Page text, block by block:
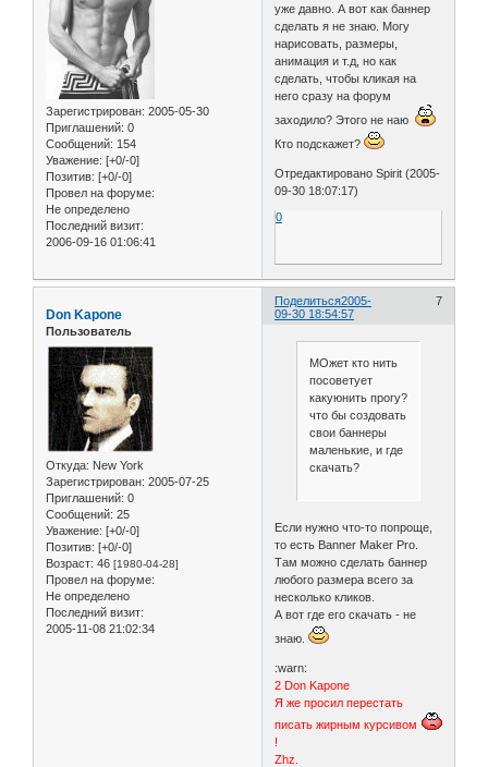
Зарегистрирован: 2005-05-30
Приглашений: 0
Сообщений: 154
Уважение: [+0/-0]
Позитив: [+0/-0]
Провел на форуме:
Не определено
Последний визит:
2006-09-16 01:06:41
уже давно. А вот как баннер
сделать я не знаю. Могу
нарисовать, размеры,
анимация и т.д, но как
сделать, чтобы кликая на
него сразу на форум
заходило? Этого не наю
Кто подскажет?
Отредактировано Spirit (2005-
09-30 18:07:17)
0
Поделиться 7
2005-
09-30 18:54:57
Don Kapone
Пользователь
Откуда: New York
Зарегистрирован: 2005-07-25
Приглашений: 0
Сообщений: 25
Уважение: [+0/-0]
Позитив: [+0/-0]
Возраст: 46 [1980-04-28]
Провел на форуме:
Не определено
Последний визит:
2005-11-08 21:02:34
МОжет кто нить
посоветует
какуюнить прогу?
что бы создовать
свои баннеры
маленькие, и где
скачать?
Если нужно что-то попроще,
то есть Banner Maker Pro.
Там можно сделать баннер
любого размера всего за
несколько кликов.
А вот где его скачать - не
знаю.
:warn:
2 Don Kapone
Я же просил перестать
писать жирным курсивом
!
Zhz.